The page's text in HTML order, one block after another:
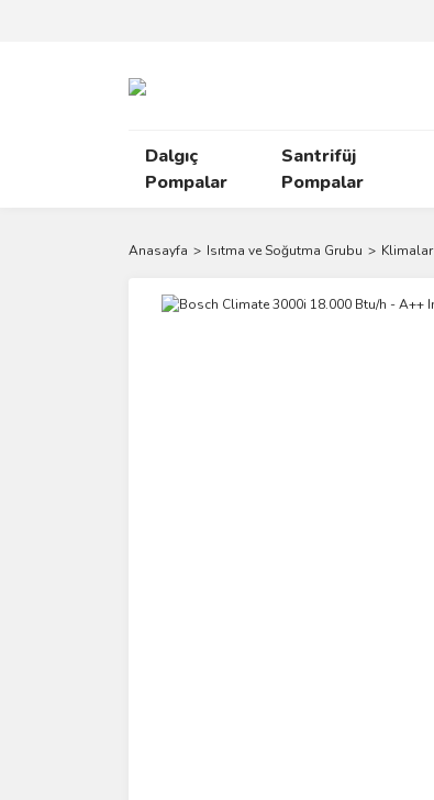
Dalgıç
Pompalar
Santrifüj
Pompalar
Anasayfa Isıtma ve Soğutma Grubu Klimalar